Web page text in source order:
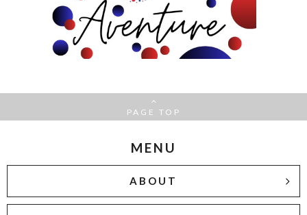
PAGE TOP
MENU
ABOUT